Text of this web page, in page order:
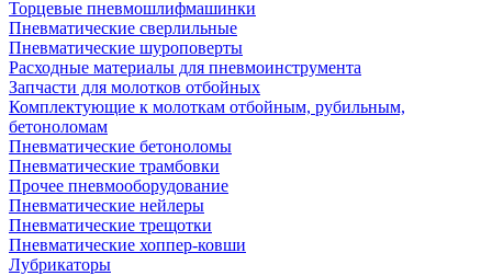
Торцевые пневмошлифмашинки
Пневматические сверлильные
Пневматические шуроповерты
Расходные материалы для пневмоинструмента
Запчасти для молотков отбойных
Комплектующие к молоткам отбойным, рубильным,
бетоноломам
Пневматические бетоноломы
Пневматические трамбовки
Прочее пневмооборудование
Пневматические нейлеры
Пневматические трещотки
Пневматические хоппер-ковши
Лубрикаторы